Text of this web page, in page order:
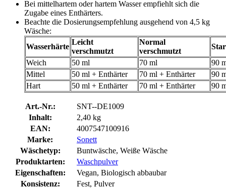
Bei mittelhartem oder hartem Wasser empfiehlt sich die
Zugabe eines Enthärters.
Beachte die Dosierungsempfehlung ausgehend von 4,5 kg
Wäsche:
Wasserhärte
Leicht
verschmutzt
Normal
verschmutzt
Weich
50 ml 70 ml
90
Mittel
50 ml + Enthärter 70 ml + Enthärter
90
Hart
50 ml + Enthärter 70 ml + Enthärter 90
Art.-Nr.:
SNT--DE1009
Inhalt:
2,40 kg
EAN:
4007547100916
Marke:
Sonett
Wäschetyp:
Buntwäsche, Weiße Wäsche
Produktarten:
Waschpulver
Eigenschaften:
Vegan, Biologisch abbaubar
Konsistenz:
Fest, Pulver